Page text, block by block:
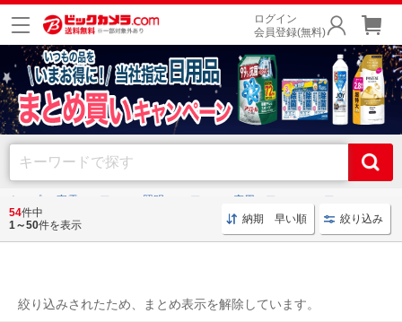
ログイン
会員登録(無料)
トップ 家電・エアコン・照明 エアコン・窓用エアコン エアコン
エアコン
54件中
1～50件を表示 納期 早い順 絞り込み
絞り込みされたため、まとめ表示を解除しています。